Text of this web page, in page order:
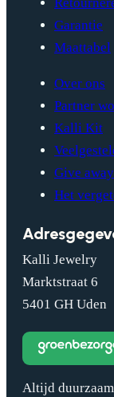
Garantie
Maattabel
Over ons
Partner
Kalli Kit
Give
Het
Kalli Jewelry
Marktstraat 6
5401 GH Uden
Altijd